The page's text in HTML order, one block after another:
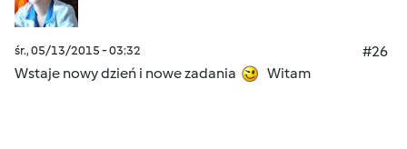
śr., 05/13/2015 - 03:32
#26
Wstaje nowy dzień i nowe zadania
Witam